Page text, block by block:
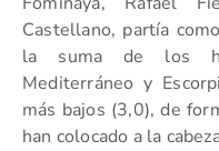
Castellano, partía
la suma de los
Mediterráneo y
más bajos (3,0), de
han colocado a la